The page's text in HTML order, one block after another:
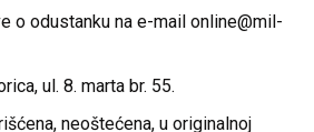
o odustanku na e-mail online@mil-
ul. 8. marta br. 55.
neoštećena, u originalnoj